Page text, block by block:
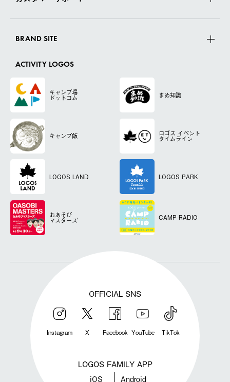
BRAND SITE
ACTIVITY LOGOS
キャンプ場
ドットコム まめ知識
キャンプ飯 ロゴス イベント
タイムライン
LOGOS LAND LOGOS PARK
おあそび
マスターズ CAMP RADIO
OFFICIAL SNS
Instagram X Facebook YouTube TikTok
LOGOS FAMILY APP
iOS Android